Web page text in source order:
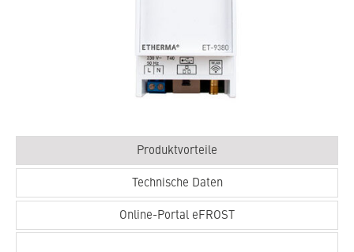
Produktvorteile
Technische Daten
Online-Portal eFROST